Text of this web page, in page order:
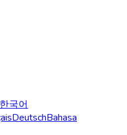
한국어
DeutschBahasa